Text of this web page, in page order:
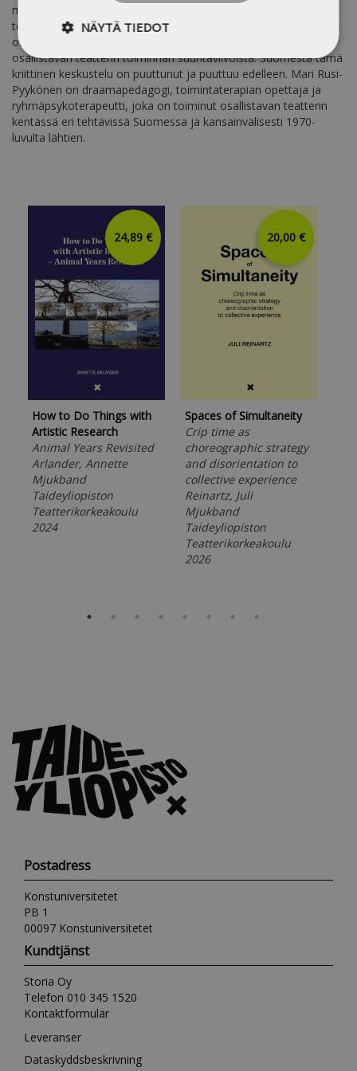
määrittelemättömästi kehittyvien käytäntöjen heterogeenisena
toimintakenttänä. Tämän motivoimana Rusi-Pyykösen tutkimus
osallistuu moniääniseen, eettis-poliittiseen keskusteluun
osallistavan teatterin toiminnan suuntaviivoista. Suomesta tämä
kriittinen keskustelu on puuttunut ja puuttuu edelleen. Mari Rusi-
Pyykönen on draamapedagogi, toimintaterapian opettaja ja
ryhmäpsykoterapeutti, joka on toiminut osallistavan teatterin
kentässä eri tehtävissä Suomessa ja kansainvälisesti 1970-
luvulta lähtien.
24,89 €
How to Do Things with
Artistic Research
Animal Years Revisited
Arlander, Annette
Mjukband
Taideyliopiston
Teatterikorkeakoulu
2024
20,00 €
Spaces of Simultaneity
Crip time as
choreographic strategy
and disorientation to
collective experience
Reinartz, Juli
Mjukband
Taideyliopiston
Teatterikorkeakoulu
2026
Postadress
Konstuniversitetet
PB 1
00097 Konstuniversitetet
Kundtjänst
Storia Oy
Telefon 010 345 1520
Kontaktformulär
Leveranser
Dataskyddsbeskrivning
NÄYTÄ TIEDOT